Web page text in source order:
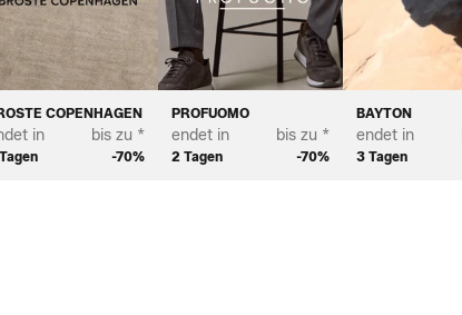
COPENHAGEN
in bis zu *
-70%
PROFUOMO
endet in
2 Tagen
bis zu *
-70%
BAYTON
endet in
3 Tagen